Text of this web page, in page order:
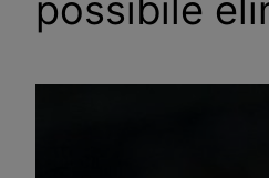
possibile